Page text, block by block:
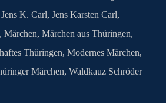
o
m
Jens K. Carl, Jens Karsten Carl,
, Märchen, Märchen aus Thüringen,
Thüringen, Modernes Märchen,
Märchen, Waldkauz Schröder